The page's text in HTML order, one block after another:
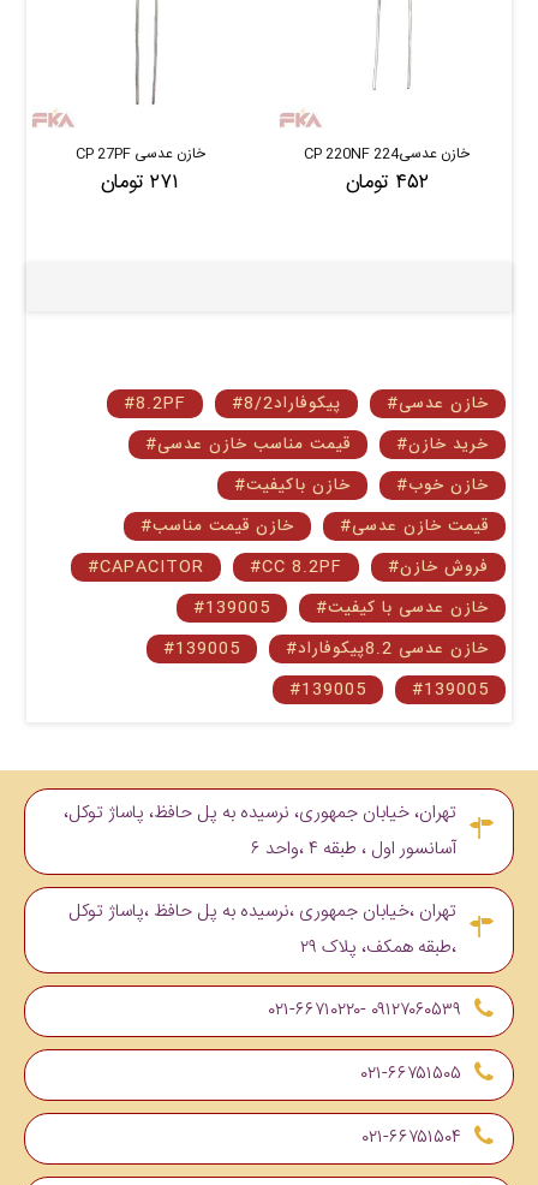
خازن عدسی224 CP 220NF
۴۵۲ تومان
خازن عدسی CP 27PF
۲۷۱ تومان
#خازن عدسی #8/2پیکوفاراد
#8.2PF
#خرید خازن
#قیمت مناسب خازن عدسی
#خازن خوب
#خازن باکیفیت
#قیمت خازن عدسی
#خازن قیمت مناسب
#فروش خازن
#CC 8.2PF
#CAPACITOR
#خازن عدسی با کیفیت
#139005
#خازن عدسی 8.2پیکوفاراد
#139005
#139005
#139005
تهران، خیابان جمهوری، نرسیده به پل حافظ، پاساژ توکل،
آسانسور اول ، طبقه ۴ ،واحد ۶
تهران ،خیابان جمهوری ،نرسیده به پل حافظ ،پاساژ توکل
،طبقه همکف، پلاک ۲۹
۰۹۱۲۷۰۶۰۵۳۹ -۰۲۱-۶۶۷۱۰۲۲۰
۰۲۱-۶۶۷۵۱۵۰۵
۰۲۱-۶۶۷۵۱۵۰۴